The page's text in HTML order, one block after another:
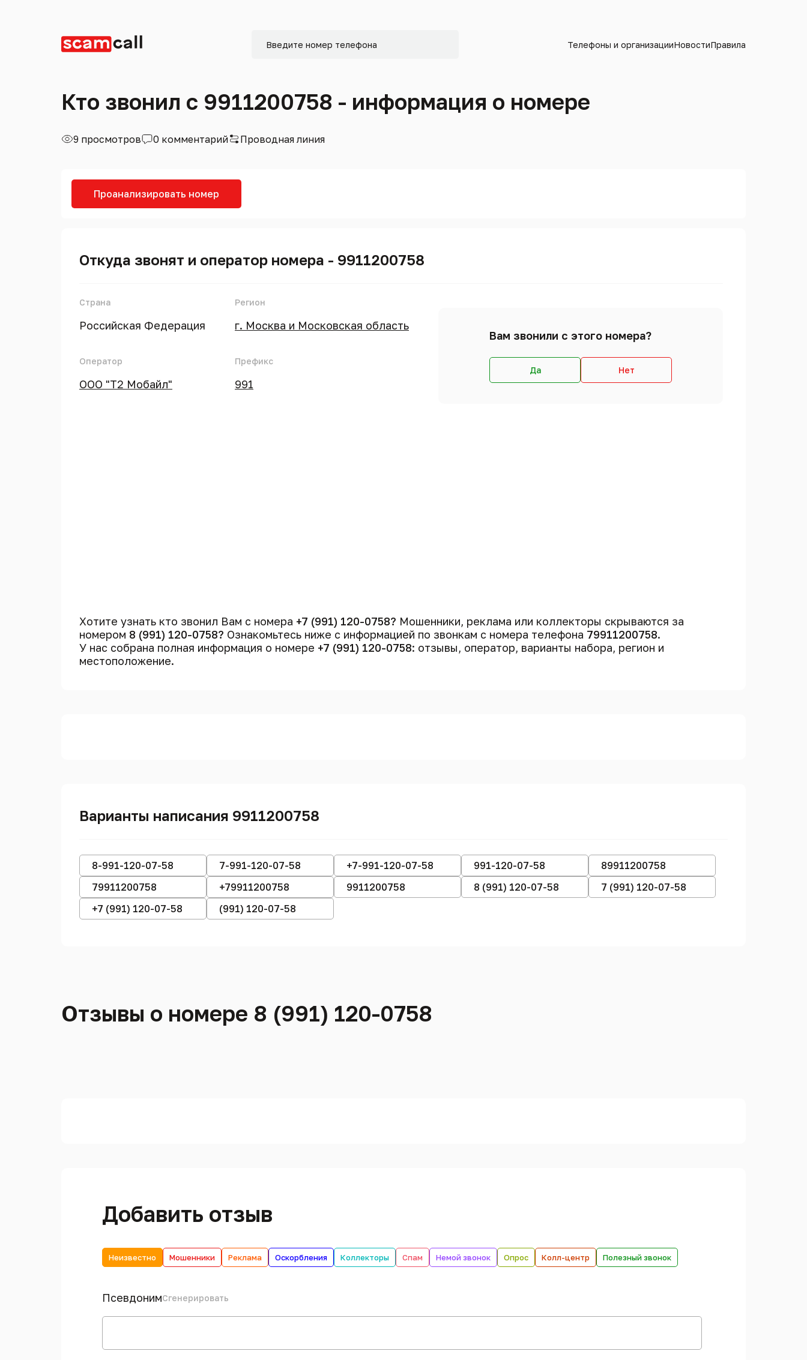
Телефоны и организацииНовостиПравила
Кто звонил с 9911200758 - информация о номере
9 просмотров 0 комментарий Проводная линия
Проанализировать номер
Откуда звонят и оператор номера - 9911200758
Страна
Российская Федерация
Оператор
ООО "Т2 Мобайл"
Регион
г. Москва и Московская область
Префикс
991
Вам звонили с этого номера?
Да Нет
Хотите узнать кто звонил Вам с номера +7 (991) 120-0758? Мошенники, реклама или коллекторы скрываются за
номером 8 (991) 120-0758? Ознакомьтесь ниже с информацией по звонкам с номера телефона 79911200758.
У нас собрана полная информация о номере +7 (991) 120-0758: отзывы, оператор, варианты набора, регион и
местоположение.
Варианты написания 9911200758
8-991-120-07-58 7-991-120-07-58 +7-991-120-07-58 991-120-07-58
89911200758
79911200758
+79911200758 9911200758 8 (991) 120-07-58
7 (991) 120-07-58
+7 (991) 120-07-58
(991) 120-07-58
Отзывы о номере 8 (991) 120-0758
Добавить отзыв
Неизвестно Мошенники Реклама Оскорбления Коллекторы Спам Немой звонок Опрос Колл-центр Полезный звонок
ПсевдонимСгенерировать